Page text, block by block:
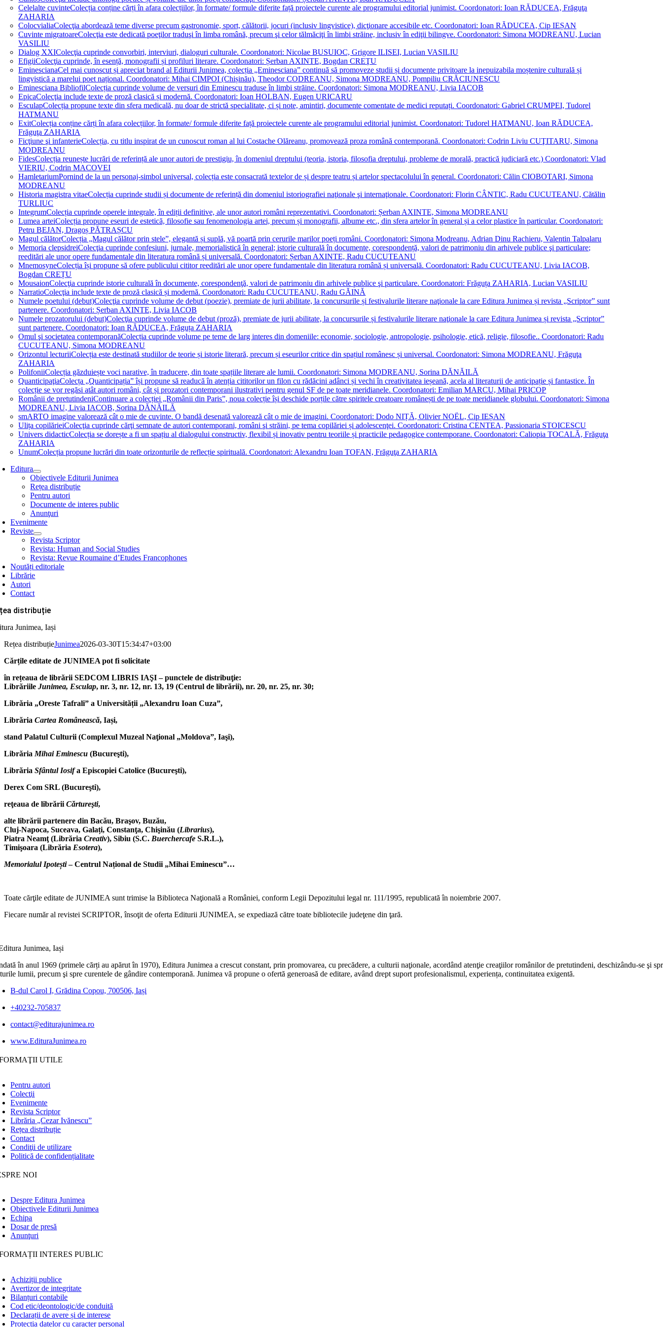
Celelalte cuvinteColecția conține cărți în afara colecțiilor, în formate/ formule diferite față proiectele curente ale programului editorial junimist. Coordonatori: Ioan RĂDUCEA, Frăguţa
ZAHARIA
ColocvialiaColecţia abordează teme diverse precum gastronomie, sport, călătorii, jocuri (inclusiv lingvistice), dicţionare accesibile etc. Coordonatori: Ioan RĂDUCEA, Cip IEȘAN
Cuvinte migratoareColecţia este dedicată poeţilor traduşi în limba română, precum şi celor tălmăciţi în limbi străine, inclusiv în ediţii bilingve. Coordonatori: Simona MODREANU, Lucian
VASILIU
Dialog XXIColecţia cuprinde convorbiri, interviuri, dialoguri culturale. Coordonatori: Nicolae BUSUIOC, Grigore ILISEI, Lucian VASILIU
EfigiiColecţia cuprinde, în esență, monografii și profiluri literare. Coordonatori: Șerban AXINTE, Bogdan CREŢU
EminescianaCel mai cunoscut și apreciat brand al Editurii Junimea, colecția „Eminesciana” continuă să promoveze studii și documente privitoare la inepuizabila moștenire culturală și
lingvistică a marelui poet național. Coordonatori: Mihai CIMPOI (Chișinău), Theodor CODREANU, Simona MODREANU, Pompiliu CRĂCIUNESCU
Eminesciana BibliofilColecția cuprinde volume de versuri din Eminescu traduse în limbi străine. Coordonatori: Simona MODREANU, Livia IACOB
EpicaColecţia include texte de proză clasică și modernă. Coordonatori: Ioan HOLBAN, Eugen URICARU
EsculapColecția propune texte din sfera medicală, nu doar de strictă specialitate, ci și note, amintiri, documente comentate de medici reputați. Coordonatori: Gabriel CRUMPEI, Tudorel
HATMANU
ExitColecția conține cărți în afara colecțiilor, în formate/ formule diferite față proiectele curente ale programului editorial junimist. Coordonatori: Tudorel HATMANU, Ioan RĂDUCEA,
Frăguţa ZAHARIA
Ficţiune şi infanterieColecția, cu titlu inspirat de un cunoscut roman al lui Costache Olăreanu, promovează proza română contemporană. Coordonatori: Codrin Liviu CUŢITARU, Simona
MODREANU
FidesColecția reunește lucrări de referință ale unor autori de prestigiu, în domeniul dreptului (teoria, istoria, filosofia dreptului, probleme de morală, practică judiciară etc.) Coordonatori: Vlad
VIERIU, Codrin MACOVEI
HamletariumPornind de la un personaj-simbol universal, colecția este consacrată textelor de și despre teatru și artelor spectacolului în general. Coordonatori: Călin CIOBOTARI, Simona
MODREANU
Historia magistra vitaeColecția cuprinde studii și documente de referință din domeniul istoriografiei naţionale şi internaţionale. Coordonatori: Florin CÂNTIC, Radu CUCUTEANU, Cătălin
TURLIUC
IntegrumColecția cuprinde operele integrale, în ediții definitive, ale unor autori români reprezentativi. Coordonatori: Șerban AXINTE, Simona MODREANU
Lumea arteiColecția propune eseuri de estetică, filosofie sau fenomenologia artei, precum și monografii, albume etc., din sfera artelor în general și a celor plastice în particular. Coordonatori:
Petru BEJAN, Dragoș PĂTRAȘCU
Magul călătorColecția „Magul călător prin stele”, elegantă și suplă, vă poartă prin cerurile marilor poeți români. Coordonatori: Simona Modreanu, Adrian Dinu Rachieru, Valentin Talpalaru
Memoria clepsidreiColecţia cuprinde confesiuni, jurnale, memorialistică în general; istorie culturală în documente, corespondență, valori de patrimoniu din arhivele publice şi particulare;
reeditări ale unor opere fundamentale din literatura română și universală. Coordonatori: Șerban AXINTE, Radu CUCUTEANU
MnemosyneColecția își propune să ofere publicului cititor reeditări ale unor opere fundamentale din literatura română și universală. Coordonatori: Radu CUCUTEANU, Livia IACOB,
Bogdan CREȚU
MousaionColecţia cuprinde istorie culturală în documente, corespondenţă, valori de patrimoniu din arhivele publice şi particulare. Coordonatori: Frăguța ZAHARIA, Lucian VASILIU
NarratioColecţia include texte de proză clasică și modernă. Coordonatori: Radu CUCUTEANU, Radu GĂINĂ
Numele poetului (debut)Colecţia cuprinde volume de debut (poezie), premiate de jurii abilitate, la concursurile și festivalurile literare naţionale la care Editura Junimea și revista „Scriptor” sunt
partenere. Coordonatori: Șerban AXINTE, Livia IACOB
Numele prozatorului (debut)Colecţia cuprinde volume de debut (proză), premiate de jurii abilitate, la concursurile și festivalurile literare naţionale la care Editura Junimea și revista „Scriptor”
sunt partenere. Coordonatori: Ioan RĂDUCEA, Frăguța ZAHARIA
Omul şi societatea contemporanăColecția cuprinde volume pe teme de larg interes din domeniile: economie, sociologie, antropologie, psihologie, etică, religie, filosofie.. Coordonatori: Radu
CUCUTEANU, Simona MODREANU
Orizontul lecturiiColecția este destinată studiilor de teorie și istorie literară, precum și eseurilor critice din spațiul românesc și universal. Coordonatori: Simona MODREANU, Frăguţa
ZAHARIA
PolifoniiColecția găzduiește voci narative, în traducere, din toate spațiile literare ale lumii. Coordonatori: Simona MODREANU, Sorina DĂNĂILĂ
QuanticipaţiaColecța „Quanticipația” își propune să readucă în atenția cititorilor un filon cu rădăcini adânci și vechi în creativitatea ieșeană, acela al literaturii de anticipație și fantastice. În
colecție se vor regăsi atât autori români, cât și prozatori contemporani ilustrativi pentru genul SF de pe toate meridianele. Coordonatori: Emilian MARCU, Mihai PRICOP
Românii de pretutindeniContinuare a colecției „Românii din Paris”, noua colecție își deschide porțile către spiritele creatoare românești de pe toate meridianele globului. Coordonatori: Simona
MODREANU, Livia IACOB, Sorina DĂNĂILĂ
smARTO imagine valorează cât o mie de cuvinte. O bandă desenată valorează cât o mie de imagini. Coordonatori: Dodo NIȚĂ, Olivier NOËL, Cip IEȘAN
Ulița copilărieiColecţia cuprinde cărţi semnate de autori contemporani, români şi străini, pe tema copilăriei și adolescenţei. Coordonatori: Cristina CENTEA, Passionaria STOICESCU
Univers didacticColecția se dorește a fi un spațiu al dialogului constructiv, flexibil și inovativ pentru teoriile și practicile pedagogice contemporane. Coordonatori: Caliopia TOCALĂ, Frăguţa
ZAHARIA
UnumColecția propune lucrări din toate orizonturile de reflecție spirituală. Coordonatori: Alexandru Ioan TOFAN, Frăguţa ZAHARIA
Editura
Obiectivele Editurii Junimea
Rețea distribuție
Pentru autori
Documente de interes public
Anunţuri
Evenimente
Reviste
Revista Scriptor
Revista: Human and Social Studies
Revista: Revue Roumaine d’Etudes Francophones
Noutăți editoriale
Librărie
Autori
Contact
distribuție
Junimea, Iași
Rețea distribuțieJunimea2026-03-30T15:34:47+03:00
Cărțile editate de JUNIMEA pot fi solicitate
în rețeaua de librării SEDCOM LIBRIS IAŞI –punctele de distribuţie:
Librăriile Junimea, Esculap, nr. 3, nr. 12, nr. 13, 19 (Centrul de librării), nr. 20, nr. 25, nr. 30;
Librăria „Oreste Tafrali” a Universității „Alexandru Ioan Cuza”,
Librăria Cartea Românească, Iași,
stand Palatul Culturii (Complexul Muzeal Naţional „Moldova”, Iaşi),
Librăria Mihai Eminescu (Bucureşti),
Librăria Sfântul Iosifa Episcopiei Catolice (Bucureşti),
Derex Com SRL (Bucureşti),
reţeaua de librării Cărtureşti,
alte librării partenere din Bacău, Braşov, Buzău,
Cluj-Napoca, Suceava, Galați, Constanţa, Chişinău (Librarius),
Piatra Neamţ (Librăria Creativ), Sibiu (S.C. Buerchercafe S.R.L.),
Timişoara (Librăria Esotera),
Memorialul Ipotești– Centrul Național de Studii „Mihai Eminescu”…
Toate cărţile editate de JUNIMEA sunt trimise la Biblioteca Naţională a României, conform Legii Depozitului legal nr. 111/1995, republicată în noiembrie 2007.
Fiecare număr al revistei SCRIPTOR, însoţit de oferta Editurii JUNIMEA, se expediază către toate bibliotecile judeţene din ţară.
în anul 1969 (primele cărți au apărut în 1970), Editura Junimea a crescut constant, prin promovarea, cu precădere, a culturii naţionale, acordând atenţie creaţiilor românilor de pretutindeni, deschizându-se şi
lumii, precum şi spre curentele de gândire contemporană. Junimea vă propune o ofertă generoasă de editare, având drept suport profesionalismul, experiența, continuitatea exigentă.
B-dul Carol I, Grădina Copou, 700506, Iași
+40232-705837
contact@editurajunimea.ro
www.EdituraJunimea.ro
UTILE
Pentru autori
Colecţii
Evenimente
Revista Scriptor
Librăria „Cezar Ivănescu”
Rețea distribuție
Contact
Condiţii de utilizare
Politică de confidențialitate
NOI
Despre Editura Junimea
Obiectivele Editurii Junimea
Echipa
Dosar de presă
Anunţuri
INTERES PUBLIC
Achiziții publice
Avertizor de integritate
Bilanțuri contabile
Cod etic/deontologic/de conduită
Declarații de avere și de interese
Protecția datelor cu caracter personal